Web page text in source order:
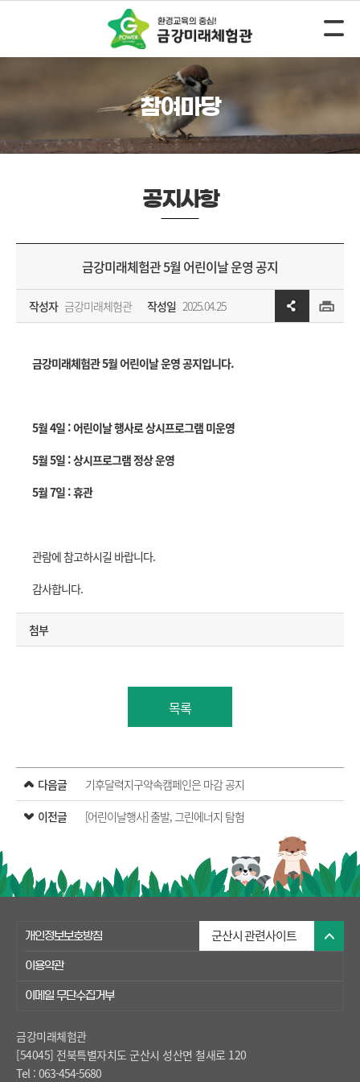
참여마당
공지사항
금강미래체험관 5월 어린이날 운영 공지
작성자 금강미래체험관 작성일 2025.04.25
금강미래체험관 5월 어린이날 운영 공지입니다.
5월 4일 : 어린이날 행사로 상시프로그램 미운영
5월 5일 : 상시프로그램 정상 운영
5월 7일 : 휴관​
관람에 참고하시길 바랍니다.
감사합니다.
첨부
목록
다음글 기후달력지구약속캠페인은 마감 공지
이전글 [어린이날행사] 출발, 그린에너지 탐험
개인정보보호방침
이용약관
이메일 무단수집거부
금강미래체험관
[54045] 전북특별자치도 군산시 성산면 철새로 120
Tel : 063-454-5680